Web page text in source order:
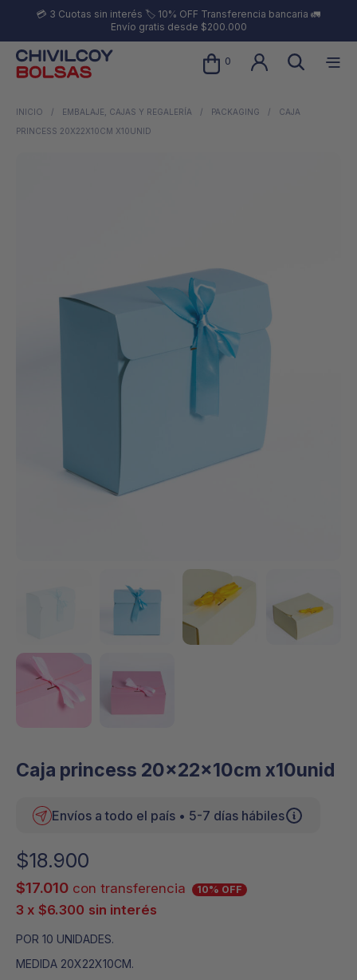
💳 3 Cuotas sin interés 🏷️ 10% OFF Transferencia bancaria 🚛
Envío gratis desde $200.000
0
INICIO / EMBALAJE, CAJAS Y REGALERÍA / PACKAGING /
CAJA
PRINCESS 20X22X10CM X10UNID
Caja princess 20x22x10cm x10unid
Envíos a todo el país • 5-7 días hábiles
$18.900
$17.010 con transferencia 10% OFF
3 x $6.300 sin interés
POR 10 UNIDADES.
MEDIDA 20X22X10CM.